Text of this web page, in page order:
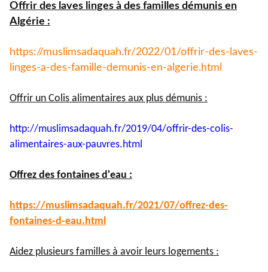
Offrir des laves linges à des familles démunis en
Algérie :
https://muslimsadaquah.fr/2022/01/offrir-des-laves-
linges-a-des-famille-demunis-en-algerie.html
Offrir un Colis alimentaires aux plus démunis :
http://muslimsadaquah.fr/2019/04/offrir-des-colis-
alimentaires-aux-pauvres.html
Offrez des fontaines d'eau :
https://muslimsadaquah.fr/2021/07/offrez-des-
fontaines-d-eau.html
Aidez plusieurs familles à avoir leurs logements :